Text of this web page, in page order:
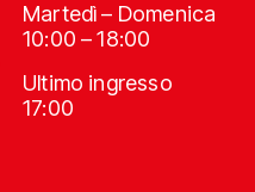
Martedì – Domenica
10:00 – 18:00
Ultimo ingresso
17:00